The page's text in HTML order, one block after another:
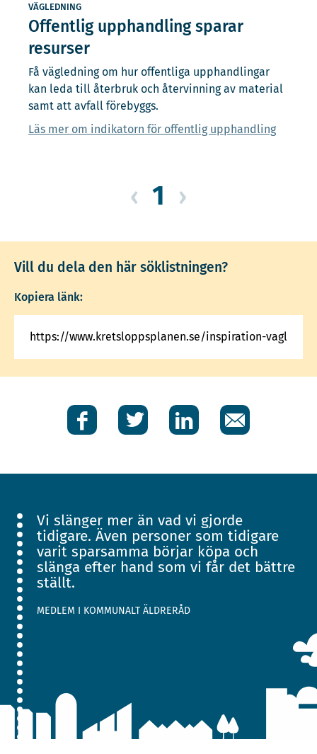
VÄGLEDNING
Offentlig upphandling sparar
resurser
Få vägledning om hur offentliga upphandlingar
kan leda till återbruk och återvinning av material
samt att avfall förebyggs.
Läs mer om indikatorn för offentlig upphandling
‹ 1 ›
Vill du dela den här söklistningen?
Kopiera länk:
FacebookTwitter LinkedIn E-
post
Vi slänger mer än vad vi gjorde
tidigare. Även personer som tidigare
varit sparsamma börjar köpa och
slänga efter hand som vi får det bättre
ställt.
MEDLEM I KOMMUNALT ÄLDRERÅD